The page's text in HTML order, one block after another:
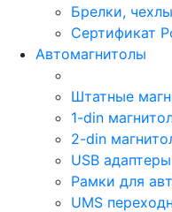
Брелки,
Сертификат
Автомагнитолы
Штатные
1-din
2-din
USB
Рамки для
UMS